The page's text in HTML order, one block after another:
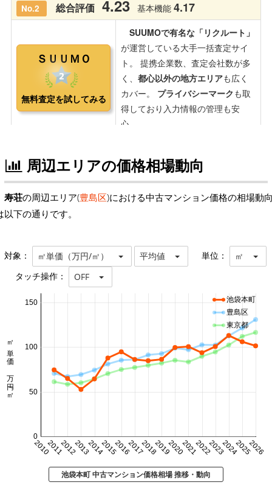
周辺エリアの価格相場動向
寿荘の周辺エリア(豊島区)における中古マンション価格の相場動
以下の通りです。
対象： ㎡単価（万円/㎡） 平均値 単位： ㎡
タッチ操作： OFF
20102011201220132014201520162017201820192020202120222023202420252026
0
50
100
150
㎡単価 万円/㎡
池袋本町
豊島区
東京都
池袋本町 中古マンション価格相場 推移・動向